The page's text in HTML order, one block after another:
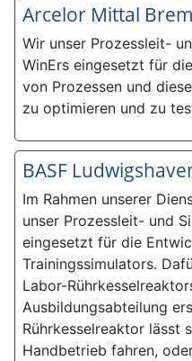
Arcelor Mittal
Wir unser Prozessleit-
WinErs eingesetzt für
von Prozessen und
zu optimieren und zu
BASF
Im Rahmen unserer
unser Prozessleit- und
eingesetzt für die
Trainingssimulators.
Labor-
Ausbildungsabteilung
Rührkesselreaktor lässt
Handbetrieb fahren,